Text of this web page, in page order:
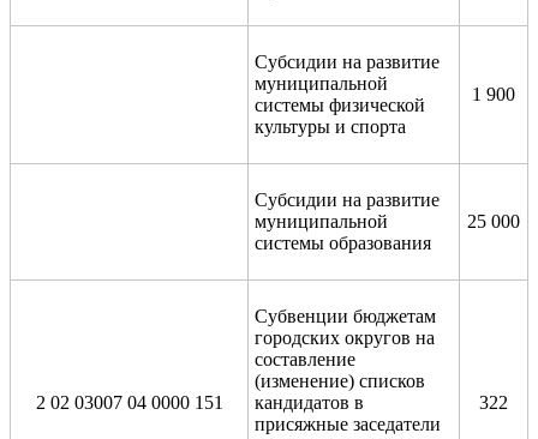
Субсидии на развитие
муниципальной
системы физической
культуры и спорта
1 900
Субсидии на развитие
муниципальной
системы образования
25 000
2 02 03007 04 0000 151
Субвенции бюджетам
городских округов на
составление
(изменение) списков
кандидатов в
присяжные заседатели
322